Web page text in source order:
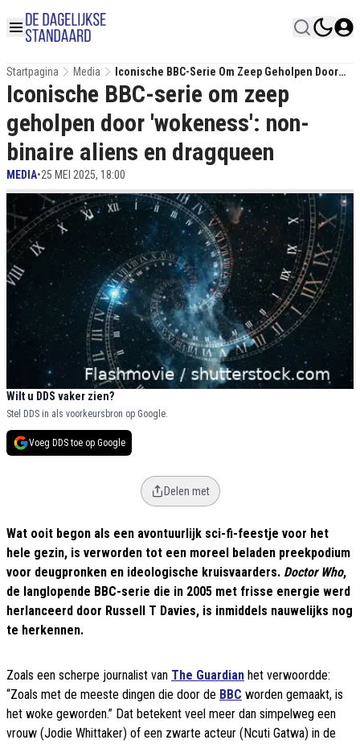
Startpagina Media
Iconische BBC-Serie Om Zeep Geholpen Door
'wokeness': Non-Binaire Aliens En Dragqueen
Iconische BBC-serie om zeep
geholpen door 'wokeness': non-
binaire aliens en dragqueen
MEDIA•25 MEI 2025, 18:00
Wilt u DDS vaker zien?
Stel DDS in als voorkeursbron op Google.
Voeg DDS toe op Google
Delen met
Wat ooit begon als een avontuurlijk sci-fi-feestje voor het
hele gezin, is verworden tot een moreel beladen preekpodium
voor deugpronken en ideologische kruisvaarders. Doctor Who,
de langlopende BBC-serie die in 2005 met frisse energie werd
herlanceerd door Russell T Davies, is inmiddels nauwelijks nog
te herkennen.
Zoals een scherpe journalist van The Guardian het verwoordde:
“Zoals met de meeste dingen die door de BBC worden gemaakt, is
het woke geworden.” Dat betekent veel meer dan simpelweg een
vrouw (Jodie Whittaker) of een zwarte acteur (Ncuti Gatwa) in de